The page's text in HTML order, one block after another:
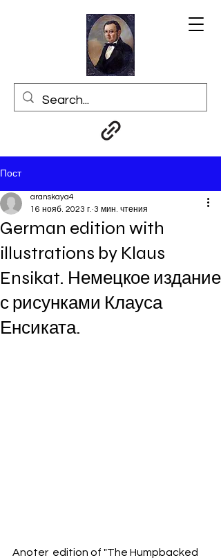
Пост
German edition with
illustrations by Klaus
Ensikat. Немецкое издание
с рисунками Клауса
Енсиката.
aranskaya4
16 нояб. 2023 г. 3 мин. чтения
Anoter  edition of "The Humpbacked